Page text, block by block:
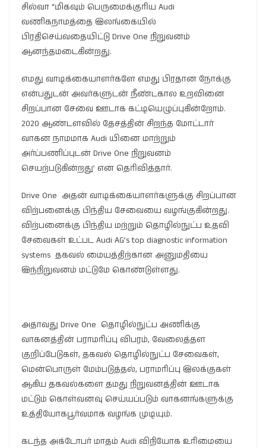
சில்வா “மிகவும் பெருமைக்குரிய Audi
வணிகநாமத்தை இலங்கையில்
பிரதிசெய்வதையிட்டு Drive One நிறுவனம்
ஆனந்தமடைகின்றது.
எமது வாடிக்கையாளர்களே எமது பிரதான நோக்கு
என்பதுடன் அவர்களுடன் நீண்டகால உறவினை
சிறப்பான சேவை ஊடாக கட்டியெழுப்புகின்றோம்.
2020 ஆண்டளவில் தேசத்தின் சிறந்த மோட்டார்
வாகன நாமமாக Audi யினை மாற்றும்
அர்ப்பணிப்புடன் Drive One நிறுவனம்
செயற்படுகின்றது’ என தெரிவித்தார்.
Drive One அதன் வாடிக்கையாளர்களுக்கு சிறப்பான
விற்பனைக்கு பிந்திய சேவையை வழங்குகின்றது.
விற்பனைக்கு பிந்திய மற்றும் தொழில்நுட்ப உதவி
சேவைகள் உட்பட Audi AG’s top diagnostic information
systems தகவல் மையத்திற்கான அனுமதியை
இந்நிறுவனம் மட்டுமே கொண்டுள்ளது.
அதாவது Drive One தொழில்நுட்ப அணிக்கு
வாகனத்தின் பராமரிப்பு விபரம், வேலைத்தள
குறிப்பேடுகள், தகவல் தொழில்நுட்ப சேவைகள்,
மென்பொருள் மேம்படுத்தல், பராமரிப்பு இலக்குகள்
ஆகிய தகவல்களை தமது நிறுவனத்தின் ஊடாக
மட்டும் கொள்வனவு செய்யப்படும் வாகனங்களுக்கு
உத்தியோகபூர்வமாக வழங்க முடியும்.
கடந்த அக்டோபர் மாதம் Audi விநியோக உரிமையை